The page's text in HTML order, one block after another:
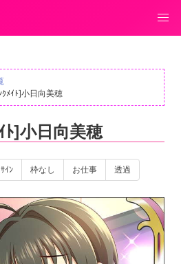
ﾒｲﾄ]小日向美穂
ﾄ]小日向美穂
ｲﾝ 枠なし お仕事 透過